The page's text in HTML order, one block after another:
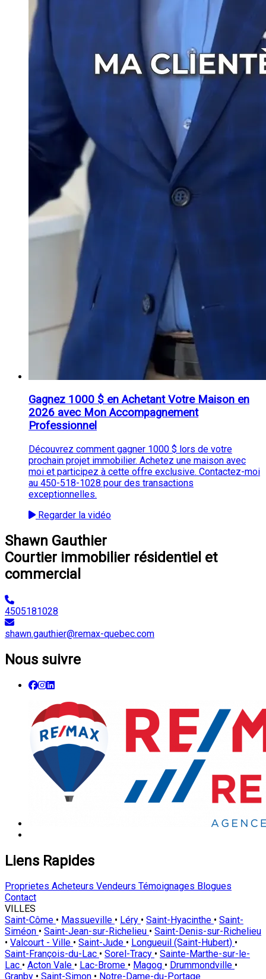
Gagnez 1000 $ en Achetant Votre Maison en
2026 avec Mon Accompagnement
Professionnel
Découvrez comment gagner 1000 $ lors de votre
prochain projet immobilier. Achetez une maison avec
moi et participez à cette offre exclusive. Contactez-moi
au 450-518-1028 pour des transactions
exceptionnelles.
Regarder la vidéo
Shawn Gauthier
Courtier immobilier résidentiel et
commercial
4505181028
shawn.gauthier@remax-quebec.com
Nous suivre
Liens Rapides
Proprietes Acheteurs Vendeurs Témoignages Blogues
Contact
VILLES
Saint-Côme • Massueville • Léry • Saint-Hyacinthe • Saint-
Siméon • Saint-Jean-sur-Richelieu • Saint-Denis-sur-Richelieu
• Valcourt - Ville • Saint-Jude • Longueuil (Saint-Hubert) •
Saint-François-du-Lac • Sorel-Tracy • Sainte-Marthe-sur-le-
Lac • Acton Vale • Lac-Brome • Magog • Drummondville •
Granby • Saint-Simon • Notre-Dame-du-Portage